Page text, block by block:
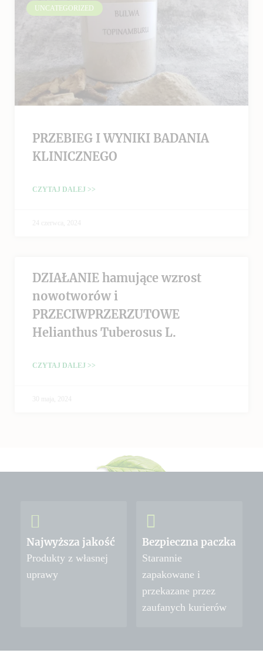
UNCATEGORIZED
PRZEBIEG I WYNIKI BADANIA
KLINICZNEGO
CZYTAJ DALEJ >>
24 czerwca, 2024
DZIAŁANIE hamujące wzrost
nowotworów i
PRZECIWPRZERZUTOWE
Helianthus Tuberosus L.
CZYTAJ DALEJ >>
30 maja, 2024
Najwyższa jakość
Produkty z własnej
uprawy
Bezpieczna paczka
Starannie
zapakowane i
przekazane przez
zaufanych kurierów